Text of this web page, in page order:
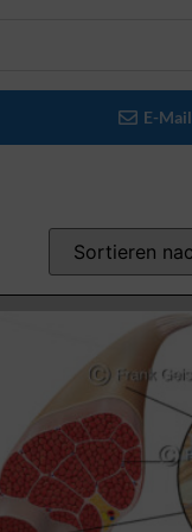
E-Mail